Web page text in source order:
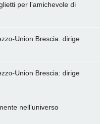
per l’amichevole di
Union Brescia: dirige
Union Brescia: dirige
nell’universo